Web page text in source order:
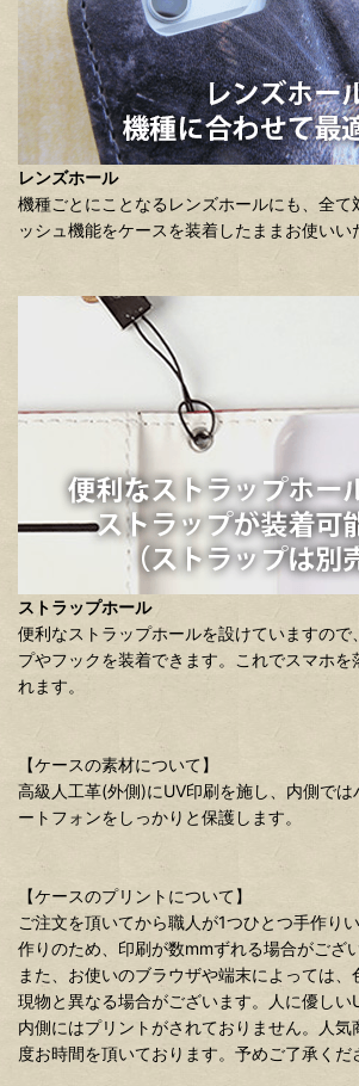
レンズホール
機種ごとにことなるレンズホールにも、全て
ッシュ機能をケースを装着したままお使いい
ストラップホール
便利なストラップホールを設けていますので
プやフックを装着できます。これでスマホを
れます。
【ケースの素材について】
高級人工革(外側)にUV印刷を施し、内側では
ートフォンをしっかりと保護します。
【ケースのプリントについて】
ご注文を頂いてから職人が1つひとつ手作り
作りのため、印刷が数mmずれる場合がござい
また、お使いのブラウザや端末によっては
現物と異なる場合がございます。人に優しい
内側にはプリントがされておりません。人気
度お時間を頂いております。予めご了承くだ